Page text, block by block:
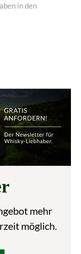
in den
mehr
möglich.